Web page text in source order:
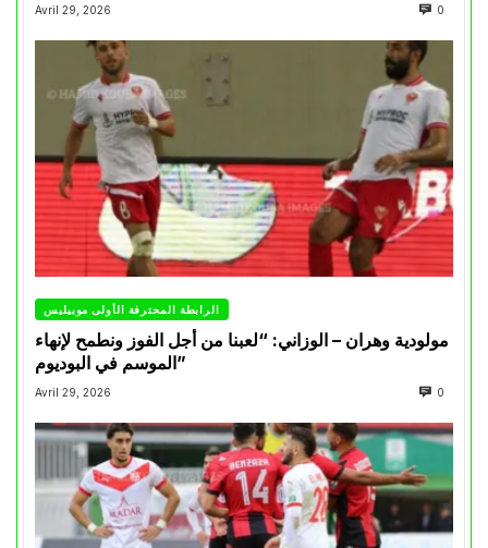
Avril 29, 2026 0
الرابطة المحترفة الأولى موبيليس
مولودية وهران – الوزاني: “لعبنا من أجل الفوز ونطمح لإنهاء
الموسم في البوديوم”
Avril 29, 2026 0